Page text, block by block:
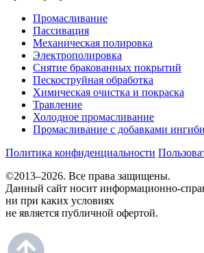
Промасливание
Пассивация
Механическая полировка
Электрополировка
Снятие бракованных покрытий
Пескоструйная обработка
Химическая очистка и покраска
Травление
Холодное промасливание
Промасливание с добавками
Политика конфиденциальности
©2013–2026. Все права защищены.
Данный сайт носит информационно-
ни при каких условиях
не является публичной офертой.